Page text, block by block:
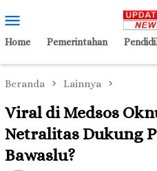
ke
kontenMobile
Home Pemerintahan
Beranda Lainnya
Viral di Medsos
Netralitas Dukung
Bawaslu?